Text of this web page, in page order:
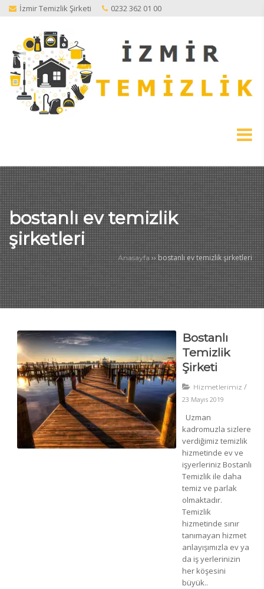
İzmir Temizlik Şirketi 0232 362 01 00
bostanlı ev temizlik
şirketleri
Anasayfa ››bostanlı ev temizlik şirketleri
Bostanlı
Temizlik
Şirketi
Hizmetlerimiz /
23 Mayıs 2019
Uzman
kadromuzla sizlere
verdiğimiz temizlik
hizmetinde ev ve
işyerleriniz Bostanlı
Temizlik ile daha
temiz ve parlak
olmaktadır.
Temizlik
hizmetinde sınır
tanımayan hizmet
anlayışımızla ev ya
da iş yerlerinizin
her köşesini
büyük..